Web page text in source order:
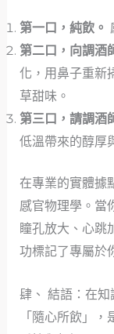
第一口，純飲。
第二口，向調酒
化，用鼻子重新
草甜味。
第三口，請調酒
低溫帶來的醇厚
在專業的實體據
感官物理學。當
瞳孔放大、心
功標記了專屬於
肆、 結語：在
「隨心所飲」